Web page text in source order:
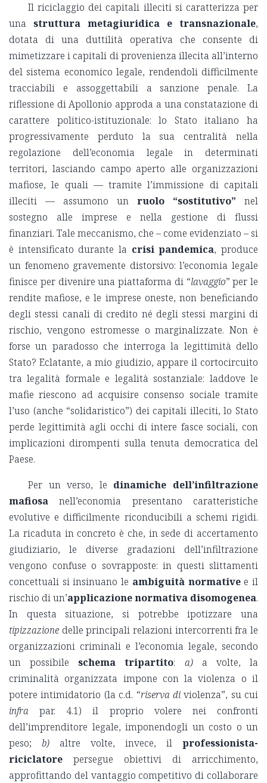
Il riciclaggio dei capitali illeciti si caratterizza per
una struttura metagiuridica e transnazionale,
dotata di una duttilità operativa che consente di
mimetizzare i capitali di provenienza illecita all’interno
del sistema economico legale, rendendoli difficilmente
tracciabili e assoggettabili a sanzione penale. La
riflessione di Apollonio approda a una constatazione di
carattere politico-istituzionale: lo Stato italiano ha
progressivamente perduto la sua centralità nella
regolazione dell’economia legale in determinati
territori, lasciando campo aperto alle organizzazioni
mafiose, le quali — tramite l’immissione di capitali
illeciti — assumono un ruolo “sostitutivo” nel
sostegno alle imprese e nella gestione di flussi
finanziari. Tale meccanismo, che – come evidenziato – si
è intensificato durante la crisi pandemica, produce
un fenomeno gravemente distorsivo: l’economia legale
finisce per divenire una piattaforma di “lavaggio” per le
rendite mafiose, e le imprese oneste, non beneficiando
degli stessi canali di credito né degli stessi margini di
rischio, vengono estromesse o marginalizzate. Non è
forse un paradosso che interroga la legittimità dello
Stato? Eclatante, a mio giudizio, appare il cortocircuito
tra legalità formale e legalità sostanziale: laddove le
mafie riescono ad acquisire consenso sociale tramite
l’uso (anche “solidaristico”) dei capitali illeciti, lo Stato
perde legittimità agli occhi di intere fasce sociali, con
implicazioni dirompenti sulla tenuta democratica del
Paese.
Per un verso, le dinamiche dell’infiltrazione
mafiosa nell’economia presentano caratteristiche
evolutive e difficilmente riconducibili a schemi rigidi.
La ricaduta in concreto è che, in sede di accertamento
giudiziario, le diverse gradazioni dell’infiltrazione
vengono confuse o sovrapposte: in questi slittamenti
concettuali si insinuano le ambiguità normativee il
rischio di un’applicazione normativa disomogenea.
In questa situazione, si potrebbe ipotizzare una
tipizzazione delle principali relazioni intercorrenti fra le
organizzazioni criminali e l’economia legale, secondo
un possibileschema tripartito: a)a volte, la
criminalità organizzata impone con la violenza o il
potere intimidatorio (la c.d. “riserva diviolenza”, su cui
infra par. 4.1) il proprio volere nei confronti
dell’imprenditore legale, imponendogli un costo o un
peso; b) altre volte, invece, il professionista-
riciclatore persegue obiettivi di arricchimento,
approfittando del vantaggio competitivo di collaborare